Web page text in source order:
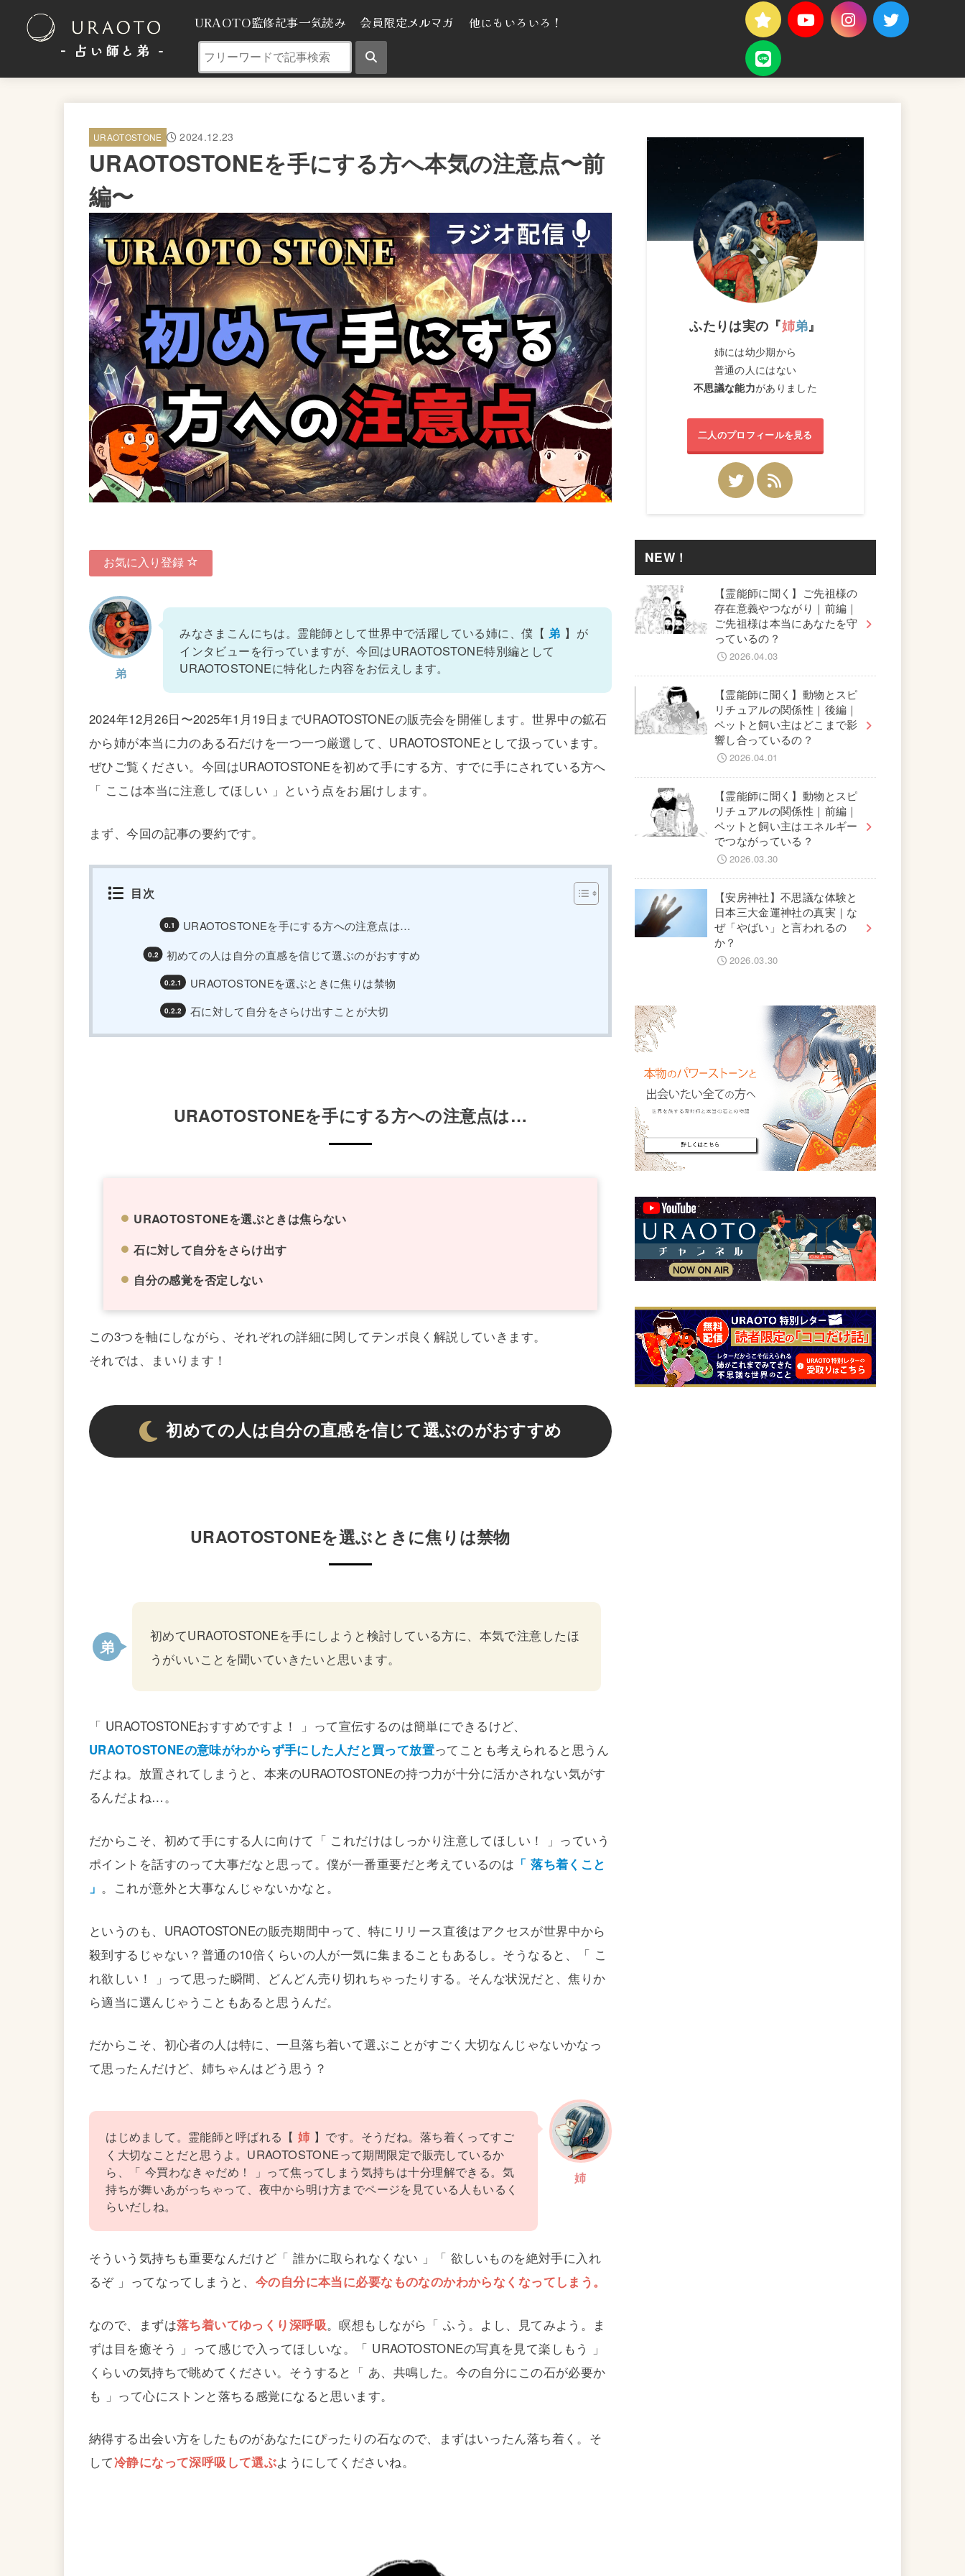
- 占い師と弟 ‐
URAOTO監修記事一気読み 会員限定メルマガ 他にもいろいろ！
URAOTOSTONE 2024.12.23
URAOTOSTONEを手にする方へ本気の注意点〜前
編〜
お気に入り登録
弟
みなさまこんにちは。霊能師として世界中で活躍している姉に、僕【弟 】が
インタビューを行っていますが、今回はURAOTOSTONE特別編として
URAOTOSTONEに特化した内容をお伝えします。
2024年12月26日〜2025年1月19日までURAOTOSTONEの販売会を開催します。世界中の鉱石
から姉が本当に力のある石だけを一つ一つ厳選して、URAOTOSTONEとして扱っています。
ぜひご覧ください。今回はURAOTOSTONEを初めて手にする方、すでに手にされている方へ
「 ここは本当に注意してほしい 」という点をお届けします。
まず、今回の記事の要約です。
目次
URAOTOSTONEを手にする方への注意点は…
初めての人は自分の直感を信じて選ぶのがおすすめ
URAOTOSTONEを選ぶときに焦りは禁物
石に対して自分をさらけ出すことが大切
URAOTOSTONEを手にする方への注意点は…
URAOTOSTONEを選ぶときは焦らない
石に対して自分をさらけ出す
自分の感覚を否定しない
この3つを軸にしながら、それぞれの詳細に関してテンポ良く解説していきます。
それでは、まいります！
初めての人は自分の直感を信じて選ぶのがおすすめ
URAOTOSTONEを選ぶときに焦りは禁物
初めてURAOTOSTONEを手にしようと検討している方に、本気で注意したほ
うがいいことを聞いていきたいと思います。
「 URAOTOSTONEおすすめですよ！ 」って宣伝するのは簡単にできるけど、
URAOTOSTONEの意味がわからず手にした人だと買って放置ってことも考えられると思うん
だよね。放置されてしまうと、本来のURAOTOSTONEの持つ力が十分に活かされない気がす
るんだよね…。
だからこそ、初めて手にする人に向けて「 これだけはしっかり注意してほしい！ 」っていう
ポイントを話すのって大事だなと思って。僕が一番重要だと考えているのは 「 落ち着くこと
」 。これが意外と大事なんじゃないかなと。
というのも、URAOTOSTONEの販売期間中って、特にリリース直後はアクセスが世界中から
殺到するじゃない？普通の10倍くらいの人が一気に集まることもあるし。そうなると、「 こ
れ欲しい！ 」って思った瞬間、どんどん売り切れちゃったりする。そんな状況だと、焦りか
ら適当に選んじゃうこともあると思うんだ。
だからこそ、初心者の人は特に、一旦落ち着いて選ぶことがすごく大切なんじゃないかなっ
て思ったんだけど、姉ちゃんはどう思う？
姉
はじめまして。霊能師と呼ばれる【姉 】です。そうだね。落ち着くってすご
く大切なことだと思うよ。URAOTOSTONEって期間限定で販売しているか
ら、「 今買わなきゃだめ！ 」って焦ってしまう気持ちは十分理解できる。気
持ちが舞いあがっちゃって、夜中から明け方までページを見ている人もいるく
らいだしね。
そういう気持ちも重要なんだけど「 誰かに取られなくない 」「 欲しいものを絶対手に入れ
るぞ 」ってなってしまうと、 今の自分に本当に必要なものなのかわからなくなってしまう。
なので、まずは落ち着いてゆっくり深呼吸。瞑想もしながら「 ふう。よし、見てみよう。ま
ずは目を癒そう 」って感じで入ってほしいな。「 URAOTOSTONEの写真を見て楽しもう 」
くらいの気持ちで眺めてください。そうすると「 あ、共鳴した。今の自分にこの石が必要か
も 」って心にストンと落ちる感覚になると思います。
納得する出会い方をしたものがあなたにぴったりの石なので、まずはいったん落ち着く。そ
して冷静になって深呼吸して選ぶようにしてくださいね。
ふたりは実の『姉弟』
姉には幼少期から
普通の人にはない
不思議な能力がありました
二人のプロフィールを見る
NEW！
【霊能師に聞く】ご先祖様の
存在意義やつながり｜前編｜
ご先祖様は本当にあなたを守
っているの？
2026.04.03
【霊能師に聞く】動物とスピ
リチュアルの関係性｜後編｜
ペットと飼い主はどこまで影
響し合っているの？
2026.04.01
【霊能師に聞く】動物とスピ
リチュアルの関係性｜前編｜
ペットと飼い主はエネルギー
でつながっている？
2026.03.30
【安房神社】不思議な体験と
日本三大金運神社の真実｜な
ぜ「やばい」と言われるの
か？
2026.03.30